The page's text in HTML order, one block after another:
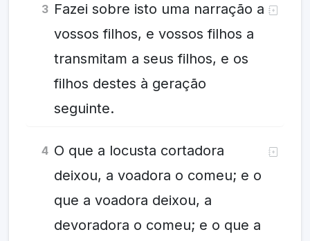
3 Fazei sobre isto uma narração a
vossos filhos, e vossos filhos a
transmitam a seus filhos, e os
filhos destes à geração
seguinte.
4 O que a locusta cortadora
deixou, a voadora o comeu; e o
que a voadora deixou, a
devoradora o comeu; e o que a